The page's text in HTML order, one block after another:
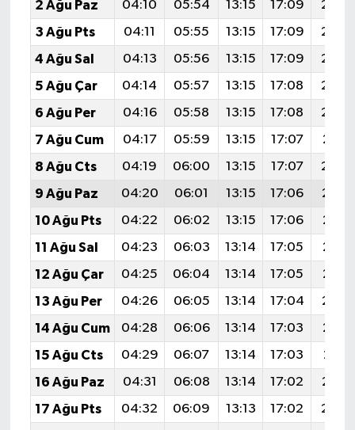
2 Ağu Paz
04:10 05:54 13:15 17:09
3 Ağu Pts
04:11 05:55 13:15 17:09
4 Ağu Sal
04:13 05:56 13:15 17:09
5 Ağu Çar
04:14 05:57 13:15 17:08
6 Ağu Per
04:16 05:58 13:15 17:08
7 Ağu Cum
04:17 05:59 13:15 17:07
20:21
8 Ağu Cts
04:19 06:00 13:15 17:07
9 Ağu Paz
04:20 06:01 13:15 17:06
10 Ağu Pts
04:22 06:02 13:15 17:06
20:18
11 Ağu Sal
04:23 06:03 13:14 17:05
20:16
12 Ağu Çar
04:25 06:04 13:14 17:05
20:15
13 Ağu Per
04:26 06:05 13:14 17:04
14 Ağu Cum
04:28 06:06 13:14 17:03
20:12
15 Ağu Cts
04:29 06:07 13:14 17:03
20:11
16 Ağu Paz
04:31 06:08 13:14 17:02
17 Ağu Pts
04:32 06:09 13:13 17:02